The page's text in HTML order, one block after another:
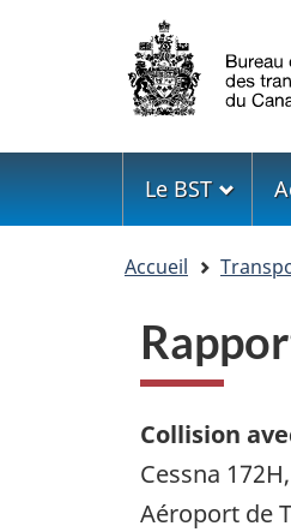
Sélection
de
la
langue
Menu
Le BST
Accueil
Collision
Cessna
Aéroport de